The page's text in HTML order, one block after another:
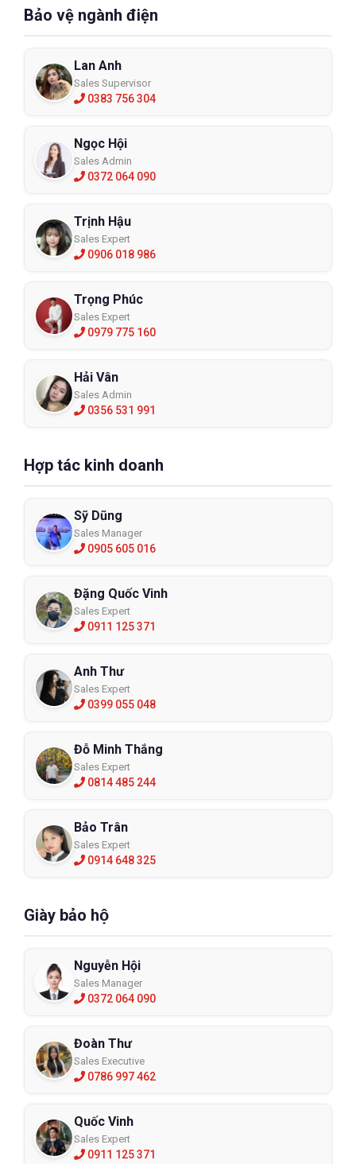
Bảo vệ ngành điện
Lan Anh
Sales Supervisor
0383 756 304
Ngọc Hội
Sales Admin
0372 064 090
Trịnh Hậu
Sales Expert
0906 018 986
Trọng Phúc
Sales Expert
0979 775 160
Hải Vân
Sales Admin
0356 531 991
Hợp tác kinh doanh
Sỹ Dũng
Sales Manager
0905 605 016
Đặng Quốc Vinh
Sales Expert
0911 125 371
Anh Thư
Sales Expert
0399 055 048
Đỗ Minh Thắng
Sales Expert
0814 485 244
Bảo Trân
Sales Expert
0914 648 325
Giày bảo hộ
Nguyễn Hội
Sales Manager
0372 064 090
Đoàn Thư
Sales Executive
0786 997 462
Quốc Vinh
Sales Expert
0911 125 371